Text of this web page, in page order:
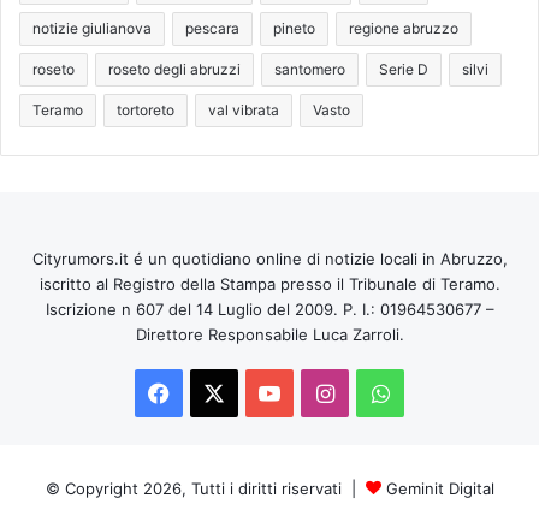
notizie giulianova pescara pineto regione abruzzo
roseto roseto degli abruzzi santomero Serie D silvi
Teramo tortoreto val vibrata Vasto
Cityrumors.it é un quotidiano online di notizie locali in Abruzzo,
iscritto al Registro della Stampa presso il Tribunale di Teramo.
Iscrizione n 607 del 14 Luglio del 2009. P. I.: 01964530677 –
Direttore Responsabile Luca Zarroli.
Facebook
You InstagramWhatsApp
© Copyright 2026, Tutti i diritti riservati | Geminit Digital